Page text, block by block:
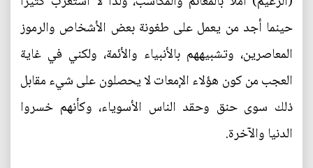
حينما أجد من يعمل على طغونة بعض الأشخاص والرموز
المعاصرين، وتشبيههم بالأنبياء والأئمة، ولكني في غاية
العجب من كون هؤلاء الإمعات لا يحصلون على شيء مقابل
ذلك سوى حنق وحقد الناس الأسوياء، وكأنهم خسروا
الدنيا والآخرة.